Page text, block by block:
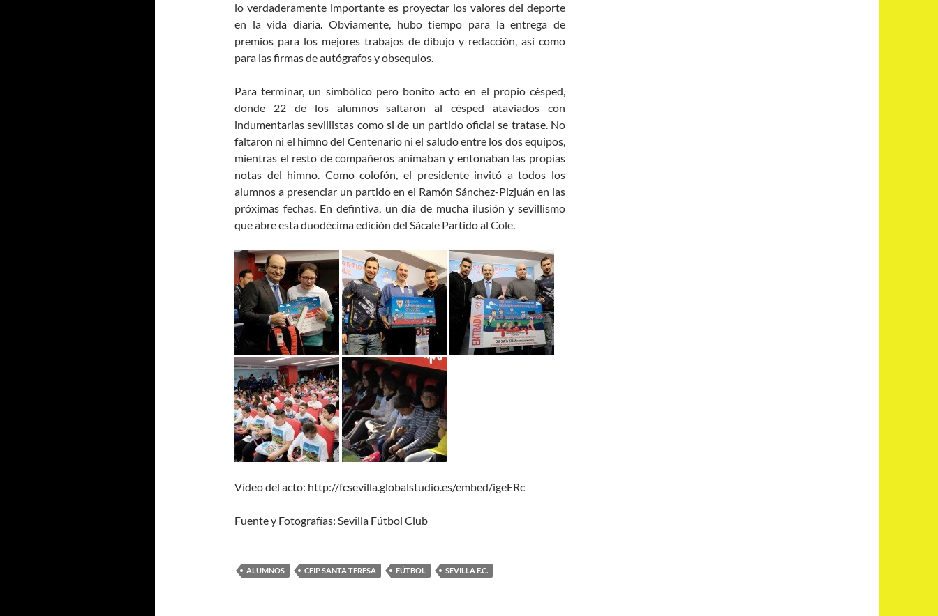
lo verdaderamente importante es proyectar los valores del deporte
en la vida diaria. Obviamente, hubo tiempo para la entrega de
premios para los mejores trabajos de dibujo y redacción, así como
para las firmas de autógrafos y obsequios.
Para terminar, un simbólico pero bonito acto en el propio césped,
donde 22 de los alumnos saltaron al césped ataviados con
indumentarias sevillistas como si de un partido oficial se tratase. No
faltaron ni el himno del Centenario ni el saludo entre los dos equipos,
mientras el resto de compañeros animaban y entonaban las propias
notas del himno. Como colofón, el presidente invitó a todos los
alumnos a presenciar un partido en el Ramón Sánchez-Pizjuán en las
próximas fechas. En defintiva, un día de mucha ilusión y sevillismo
que abre esta duodécima edición del Sácale Partido al Cole.
Vídeo del acto: http://fcsevilla.globalstudio.es/embed/igeERc
Fuente y Fotografías: Sevilla Fútbol Club
ALUMNOS CEIP SANTA TERESA FÚTBOL SEVILLA F.C.